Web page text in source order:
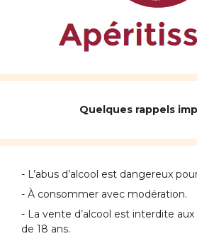
Quelques rappels
- L’abus d’alcool est dangereux
- À consommer avec modération.
- La vente d’alcool est interdite
de 18 ans.